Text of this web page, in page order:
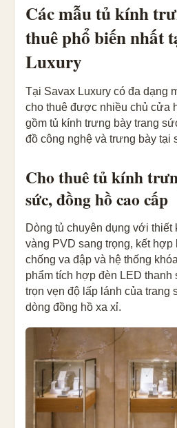
Các mẫu tủ kính
thuê phổ biến nhất
Luxury
Tại Savax Luxury có đa dạng
cho thuê được nhiều chủ cửa
gồm tủ kính trưng bày trang
đồ công nghệ và trưng bày
Cho thuê tủ kính
sức, đồng hồ cao cấp
Dòng tủ chuyên dụng với thiết
vàng PVD sang trọng, kết
chống va đập và hệ thống
phẩm tích hợp đèn LED thanh
trọn vẹn độ lấp lánh của trang
dòng đồng hồ xa xỉ.